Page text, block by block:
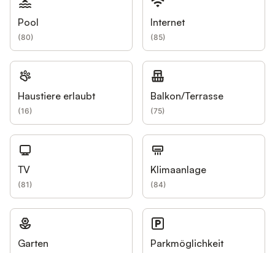
Pool
(80)
Internet
(85)
Haustiere erlaubt
(16)
Balkon/Terrasse
(75)
TV
(81)
Klimaanlage
(84)
Garten Parkmöglichkeit